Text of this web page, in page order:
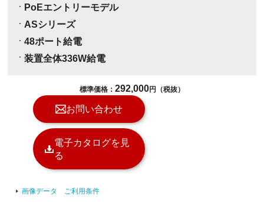
画像データ ご利用条件
PoEエントリーモデル
ASシリーズ
48ポート給電
装置全体336W給電
標準価格： 292,000円（税抜）
お問い合わせ
電子カタログを見
る